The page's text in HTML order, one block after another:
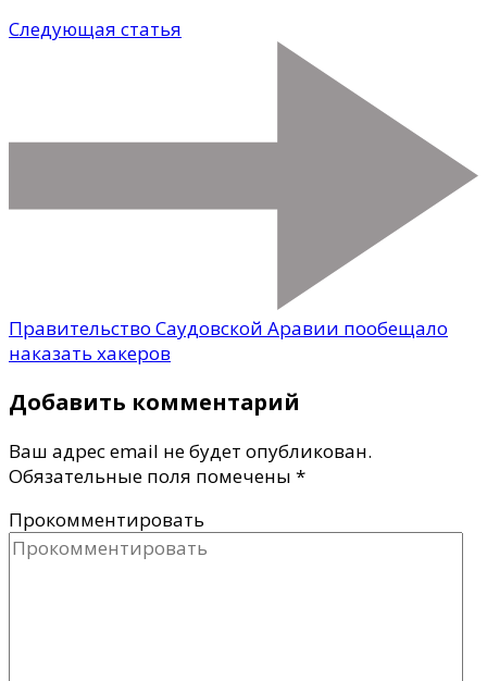
Следующая статья
Правительство Саудовской Аравии пообещало
наказать хакеров
Добавить комментарий
Ваш адрес email не будет опубликован.
Обязательные поля помечены *
Прокомментировать